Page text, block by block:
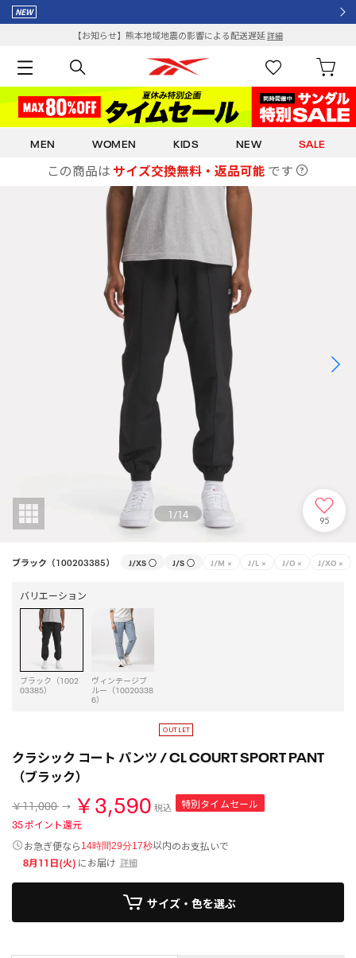
【お知らせ】熊本地域地震の影響による配送遅延詳細
MEN WOMEN KIDS NEW SALE
この商品は サイズ交換無料・返品可能 です
1/14 95
ブラック（100203385） J/XS ○ J/S ○ J/M × J/L × J/O × J/XO ×
バリエーション
ブラック（1002
03385）
ヴィンテージブ
ルー（10020338
6）
クラシック コート パンツ / CL COURT SPORT PANT
（ブラック）
￥11,000 ￥3,590 税込
特別タイムセール
35ポイント還元
お急ぎ便なら 14時間29分17秒以内のお支払いで
8月11日(火) にお届け 詳細
サイズ・色を選ぶ